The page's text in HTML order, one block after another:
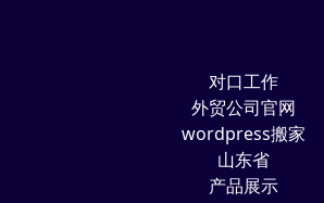
对口工作
外贸公司官网
wordpress搬家
山东省
产品展示